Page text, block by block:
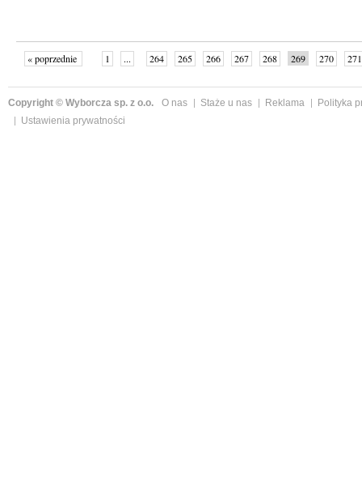
« poprzednie 1 ... 264 265 266 267 268 269 270
271
Copyright © Wyborcza sp. z o.o. O nas Staże u nas Reklama
Polityka
Ustawienia prywatności